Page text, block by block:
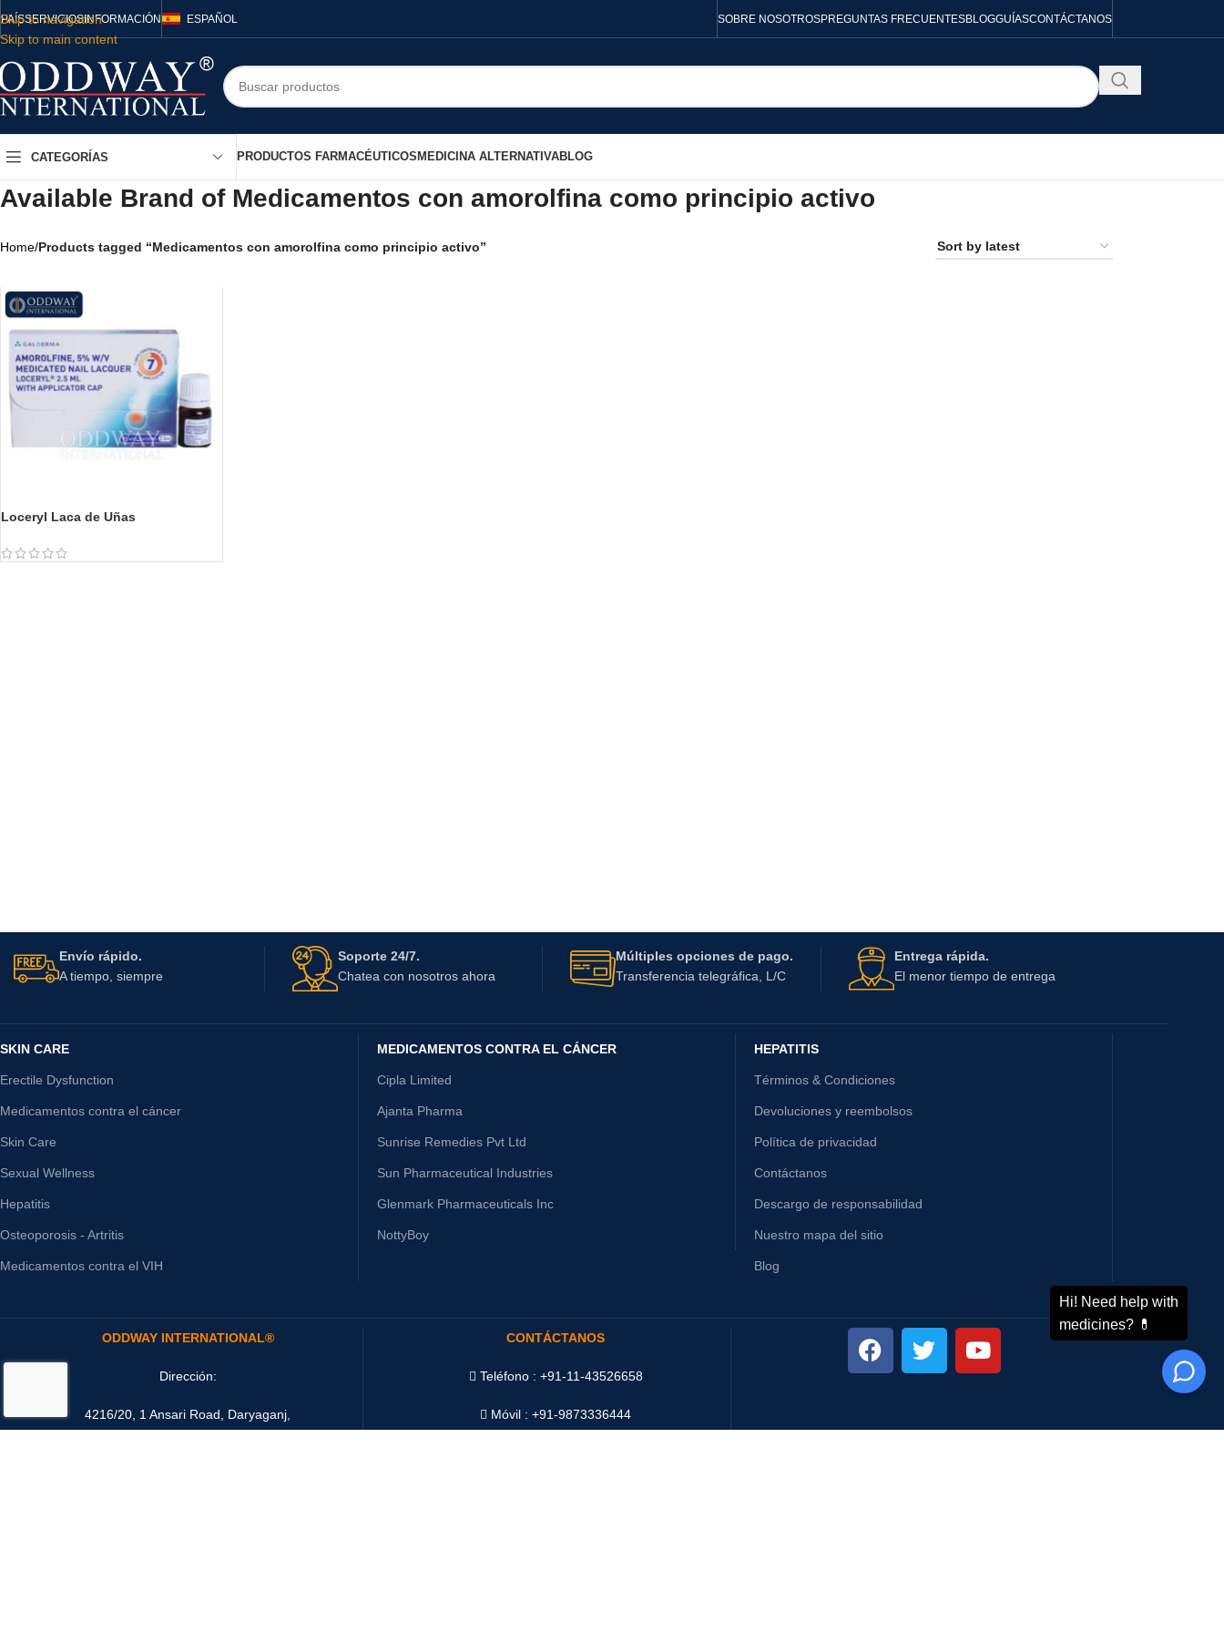
Skip to navigation
Skip to main content
PAÍSSERVICIOSINFORMACIÓN ESPAÑOL SOBRE NOSOTROSPREGUNTAS FRECUENTESBLOGGUÍASCONTÁCTANOS
CATEGORÍAS PRODUCTOS FARMACÉUTICOS MEDICINA ALTERNATIVABLOG
Available Brand of Medicamentos con amorolfina como principio activo
Home/Products tagged “Medicamentos con amorolfina como principio activo”
Loceryl Laca de Uñas
Envío rápido.
A tiempo, siempre
Soporte 24/7.
Chatea con nosotros ahora
Múltiples opciones de pago.
Transferencia telegráfica, L/C
Entrega rápida.
El menor tiempo de entrega
SKIN CARE
Erectile Dysfunction
Medicamentos contra el cáncer
Skin Care
Sexual Wellness
Hepatitis
Osteoporosis - Artritis
Medicamentos contra el VIH
MEDICAMENTOS CONTRA EL CÁNCER
Cipla Limited
Ajanta Pharma
Sunrise Remedies Pvt Ltd
Sun Pharmaceutical Industries
Glenmark Pharmaceuticals Inc
NottyBoy
HEPATITIS
Términos & Condiciones
Devoluciones y reembolsos
Política de privacidad
Contáctanos
Descargo de responsabilidad
Nuestro mapa del sitio
Blog
ODDWAY INTERNATIONAL®
Dirección:
4216/20, 1 Ansari Road, Daryaganj,
CONTÁCTANOS
Teléfono : +91-11-43526658
Móvil : +91-9873336444